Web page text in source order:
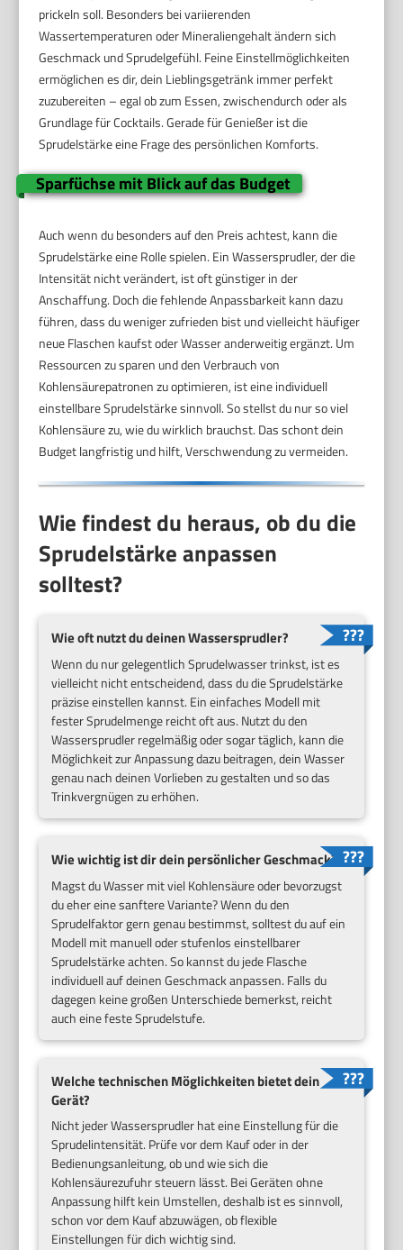
prickeln soll. Besonders bei variierenden
Wassertemperaturen oder Mineraliengehalt ändern sich
Geschmack und Sprudelgefühl. Feine Einstellmöglichkeiten
ermöglichen es dir, dein Lieblingsgetränk immer perfekt
zuzubereiten – egal ob zum Essen, zwischendurch oder als
Grundlage für Cocktails. Gerade für Genießer ist die
Sprudelstärke eine Frage des persönlichen Komforts.
Sparfüchse mit Blick auf das Budget
Auch wenn du besonders auf den Preis achtest, kann die
Sprudelstärke eine Rolle spielen. Ein Wassersprudler, der die
Intensität nicht verändert, ist oft günstiger in der
Anschaffung. Doch die fehlende Anpassbarkeit kann dazu
führen, dass du weniger zufrieden bist und vielleicht häufiger
neue Flaschen kaufst oder Wasser anderweitig ergänzt. Um
Ressourcen zu sparen und den Verbrauch von
Kohlensäurepatronen zu optimieren, ist eine individuell
einstellbare Sprudelstärke sinnvoll. So stellst du nur so viel
Kohlensäure zu, wie du wirklich brauchst. Das schont dein
Budget langfristig und hilft, Verschwendung zu vermeiden.
Wie findest du heraus, ob du die
Sprudelstärke anpassen
solltest?
Wie oft nutzt du deinen Wassersprudler?
Wenn du nur gelegentlich Sprudelwasser trinkst, ist es
vielleicht nicht entscheidend, dass du die Sprudelstärke
präzise einstellen kannst. Ein einfaches Modell mit
fester Sprudelmenge reicht oft aus. Nutzt du den
Wassersprudler regelmäßig oder sogar täglich, kann die
Möglichkeit zur Anpassung dazu beitragen, dein Wasser
genau nach deinen Vorlieben zu gestalten und so das
Trinkvergnügen zu erhöhen.
Wie wichtig ist dir dein persönlicher Geschmack?
Magst du Wasser mit viel Kohlensäure oder bevorzugst
du eher eine sanftere Variante? Wenn du den
Sprudelfaktor gern genau bestimmst, solltest du auf ein
Modell mit manuell oder stufenlos einstellbarer
Sprudelstärke achten. So kannst du jede Flasche
individuell auf deinen Geschmack anpassen. Falls du
dagegen keine großen Unterschiede bemerkst, reicht
auch eine feste Sprudelstufe.
Welche technischen Möglichkeiten bietet dein
Gerät?
Nicht jeder Wassersprudler hat eine Einstellung für die
Sprudelintensität. Prüfe vor dem Kauf oder in der
Bedienungsanleitung, ob und wie sich die
Kohlensäurezufuhr steuern lässt. Bei Geräten ohne
Anpassung hilft kein Umstellen, deshalb ist es sinnvoll,
schon vor dem Kauf abzuwägen, ob flexible
Einstellungen für dich wichtig sind.